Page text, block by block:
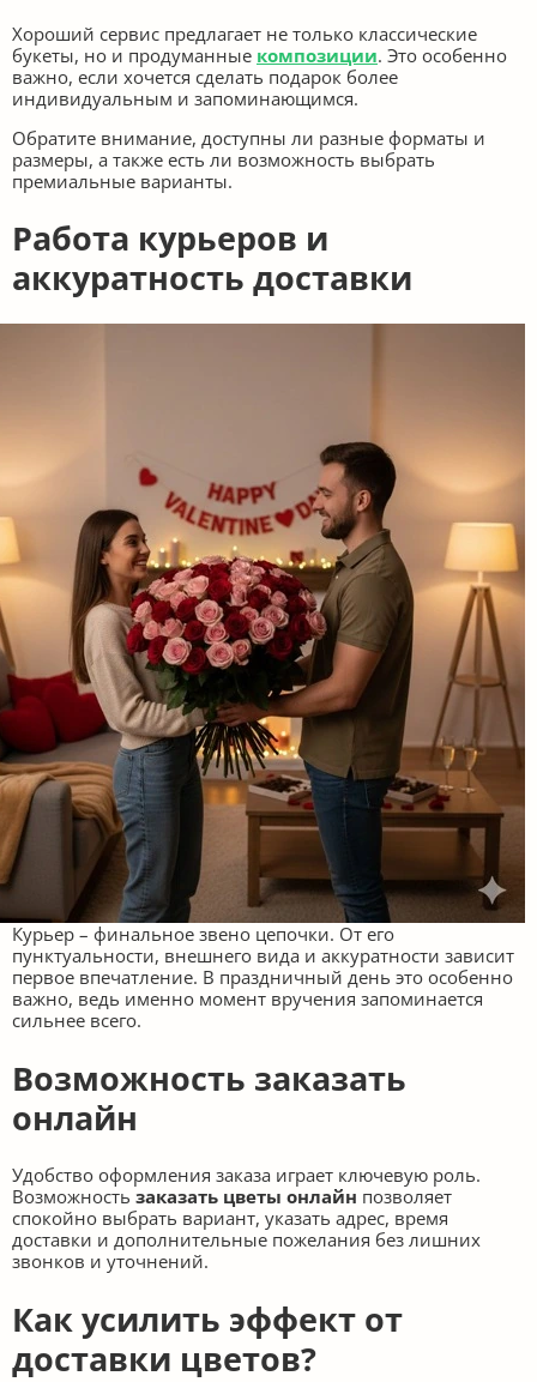
Хороший сервис предлагает не только классические
букеты, но и продуманные композиции. Это особенно
важно, если хочется сделать подарок более
индивидуальным и запоминающимся.
Обратите внимание, доступны ли разные форматы и
размеры, а также есть ли возможность выбрать
премиальные варианты.
Работа курьеров и
аккуратность доставки
Курьер – финальное звено цепочки. От его
пунктуальности, внешнего вида и аккуратности зависит
первое впечатление. В праздничный день это особенно
важно, ведь именно момент вручения запоминается
сильнее всего.
Возможность заказать
онлайн
Удобство оформления заказа играет ключевую роль.
Возможность заказать цветы онлайн позволяет
спокойно выбрать вариант, указать адрес, время
доставки и дополнительные пожелания без лишних
звонков и уточнений.
Как усилить эффект от
доставки цветов?